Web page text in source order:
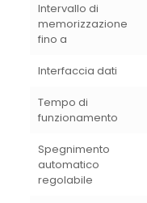
Intervallo di
memorizzazione
fino a
Interfaccia dati
Tempo di
funzionamento
Spegnimento
automatico
regolabile